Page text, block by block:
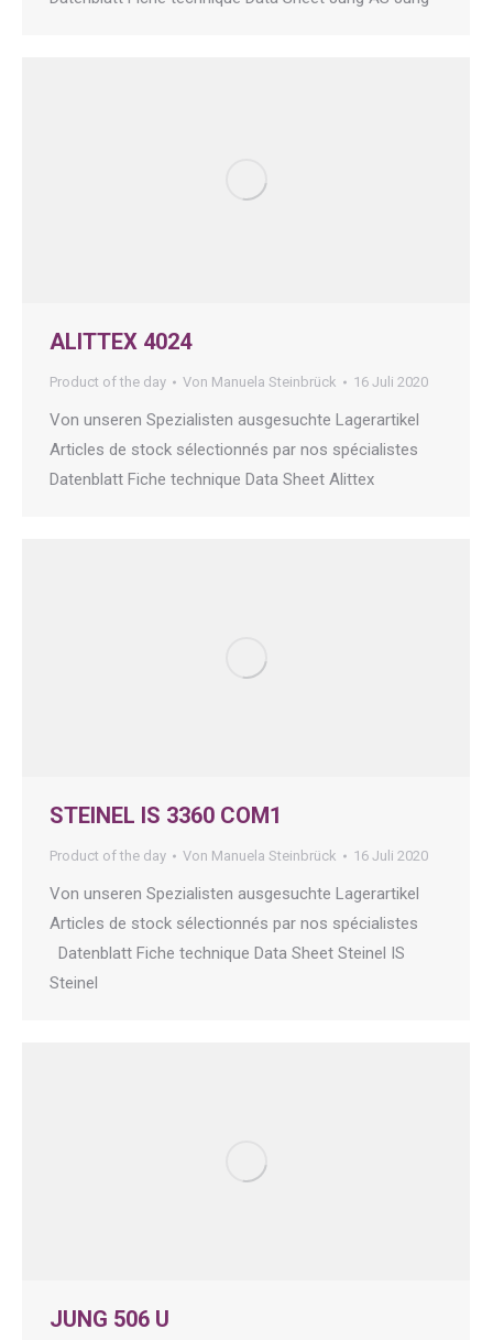
ALITTEX 4024
Product of the day Von Manuela Steinbrück 16 Juli 2020
Von unseren Spezialisten ausgesuchte Lagerartikel
Articles de stock sélectionnés par nos spécialistes
Datenblatt Fiche technique Data Sheet Alittex
STEINEL IS 3360 COM1
Product of the day Von Manuela Steinbrück 16 Juli 2020
Von unseren Spezialisten ausgesuchte Lagerartikel
Articles de stock sélectionnés par nos spécialistes
Datenblatt Fiche technique Data Sheet Steinel IS
Steinel
JUNG 506 U